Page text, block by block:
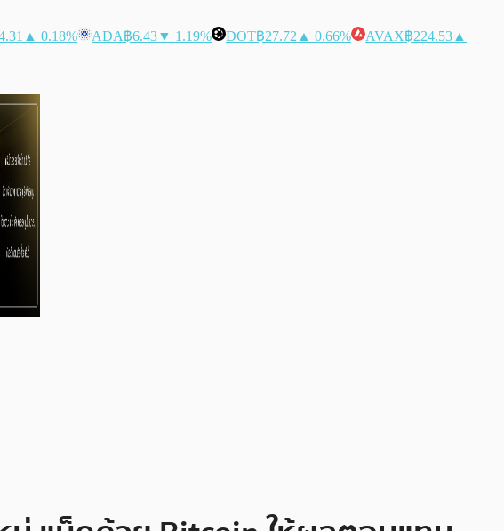
▲ 0.18% ADA฿6.43▼ 1.19% DOT฿27.72 ▲ 0.66% AVAX฿224.53 ▲